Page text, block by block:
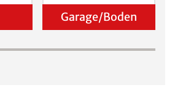
Garage/Boden